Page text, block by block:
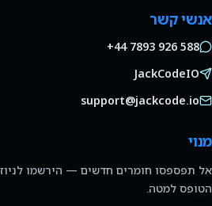
אנשי קשר
+44 7893 926 588
JackCodeIO
support@jackcode.io
מנוי
אל תפספסו חומרים חדשים — הירשמו
הטופס למטה.